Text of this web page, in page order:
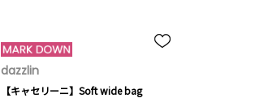
dazzlin
【キャセリーニ】Soft wide bag